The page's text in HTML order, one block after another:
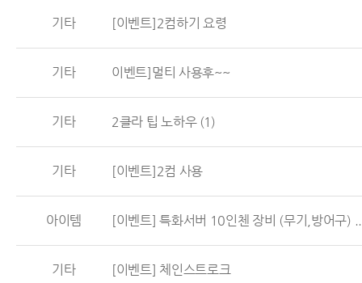
기타 [이벤트]2컴하기 요령
기타 이벤트]멀티 사용후~~
기타 2클라 팁 노하우 (1)
기타 [이벤트]2컴 사용
아이템 [이벤트] 특화서버 10인첸 장비 (무기,방어구)
기타 [이벤트] 체인스트로크